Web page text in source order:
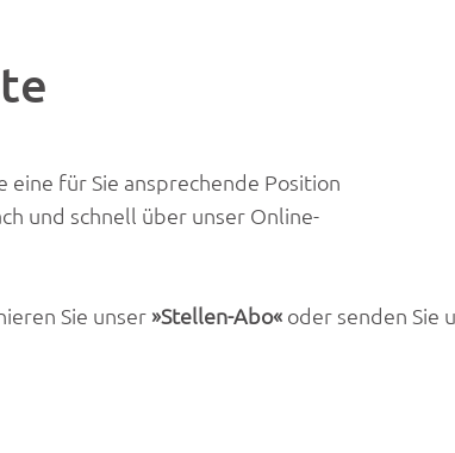
für Sie ansprechende Position
und schnell über unser Online-
Sie unser Stellen-Abo
oder senden Sie